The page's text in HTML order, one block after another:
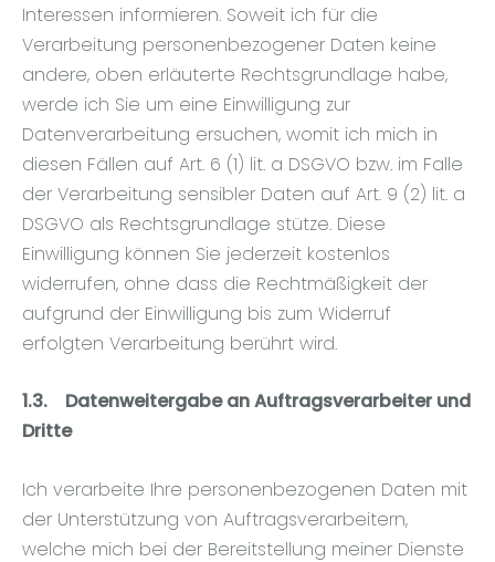
Interessen informieren. Soweit ich für die
Verarbeitung personenbezogener Daten keine
andere, oben erläuterte Rechtsgrundlage habe,
werde ich Sie um eine Einwilligung zur
Datenverarbeitung ersuchen, womit ich mich in
diesen Fällen auf Art. 6 (1) lit. a DSGVO bzw. im Falle
der Verarbeitung sensibler Daten auf Art. 9 (2) lit. a
DSGVO als Rechtsgrundlage stütze. Diese
Einwilligung können Sie jederzeit kostenlos
widerrufen, ohne dass die Rechtmäßigkeit der
aufgrund der Einwilligung bis zum Widerruf
erfolgten Verarbeitung berührt wird.
1.3.
Datenweitergabe an Auftragsverarbeiter und
Dritte
Ich verarbeite Ihre personenbezogenen Daten mit
der Unterstützung von Auftragsverarbeitern,
welche mich bei der Bereitstellung meiner Dienste